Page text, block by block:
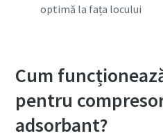
optimă la fața locului
Cum
pentru
adsorbant?